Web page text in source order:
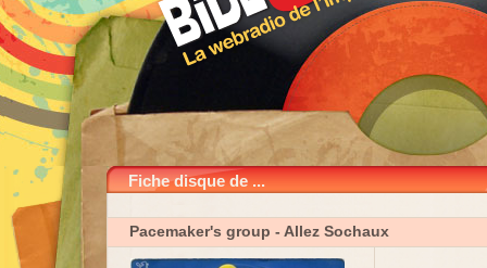
Fiche disque de ...
Pacemaker's group - Allez Sochaux